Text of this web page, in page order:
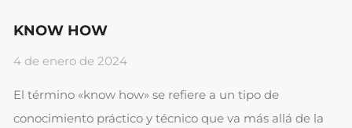
KNOW HOW
4 de enero de 2024
El término «know how» se refiere a un tipo de
conocimiento práctico y técnico que va más allá de la